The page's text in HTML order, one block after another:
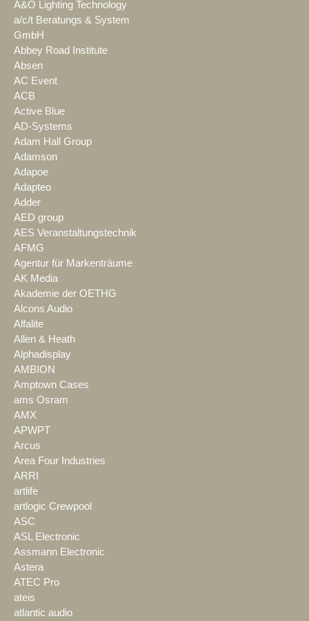
A&O Lighting Technology
a/c/t Beratungs & System
GmbH
Abbey Road Institute
Absen
AC Event
ACB
Active Blue
AD-Systems
Adam Hall Group
Adamson
Adapoe
Adapteo
Adder
AED group
AES Veranstaltungstechnik
AFMG
Agentur für Markenträume
AK Media
Akademie der OETHG
Alcons Audio
Alfalite
Allen & Heath
Alphadisplay
AMBION
Amptown Cases
ams Osram
AMX
APWPT
Arcus
Area Four Industries
ARRI
artlife
artlogic Crewpool
ASC
ASL Electronic
Assmann Electronic
Astera
ATEC Pro
ateis
atlantic audio